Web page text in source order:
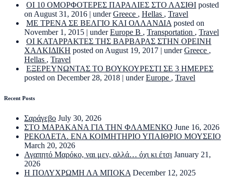
ΟΙ 10 ΟΜΟΡΦΟΤΕΡΕΣ ΠΑΡΑΛΙΕΣ ΣΤΟ ΛΑΣΙΘΙ posted
on August 31, 2016 | underGreece , Hellas , Travel
ΜΕ ΤΡΕΝΑ ΣΕ ΒΕΛΓΙΟ ΚΑΙ ΟΛΛΑΝΔΙΑ posted on
November 1, 2015 | underEurope B , Transportation , Travel
ΟΙ ΚΑΤΑΡΡΑΚΤΕΣ ΤΗΣ ΒΑΡΒΑΡΑΣ ΣΤΗΝ ΟΡΕΙΝΗ
ΧΑΛΚΙΔΙΚΗ posted on August 19, 2017 | underGreece ,
Hellas , Travel
ΕΞΕΡΕΥΝΩΝΤΑΣ ΤΟ ΒΟΥΚΟΥΡΕΣΤΙ ΣΕ 3 ΗΜΕΡΕΣ
posted on December 28, 2018 | underEurope , Travel
Recent Posts
Σαράγεβο July 30, 2026
ΣΤΟ ΜΑΡΑΚΑΝΑ ΓΙΑ ΤΗΝ ΦΛΑΜΕΝΚΟ June 16, 2026
ΡΕΚΟΛΕΤΑ. ΕΝΑ ΚΟΙΜΗΤΗΡΙΟ ΥΠΑΙΘΡΙΟ ΜΟΥΣΕΙΟ
March 20, 2026
Αγαπητό Μαρόκο, ναι μεν, αλλά… όχι κι έτσι January 21,
2026
Η ΠΟΛΥΧΡΩΜΗ ΛΑ ΜΠΟΚΑ December 12, 2025